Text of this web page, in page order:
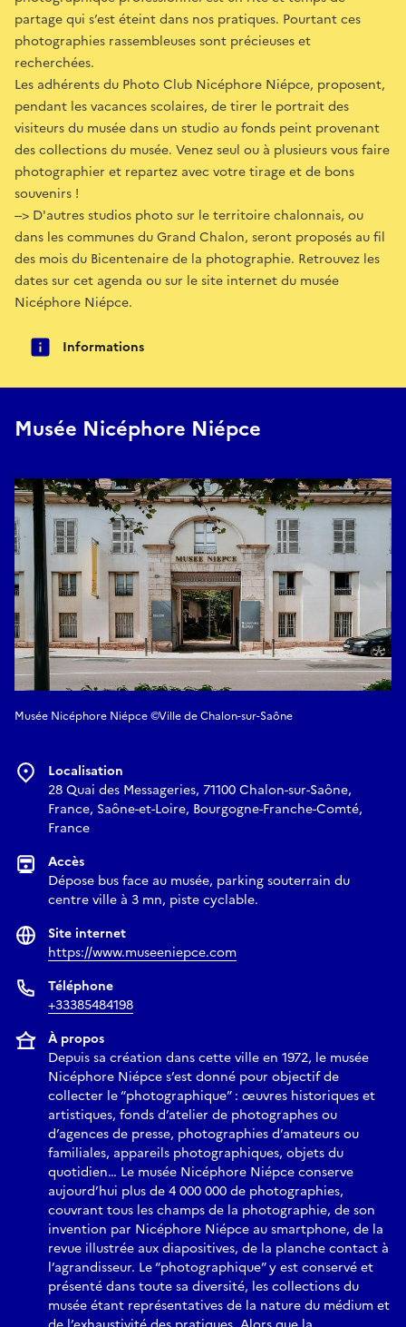
partage qui s’est éteint dans nos pratiques. Pourtant ces
photographies rassembleuses sont précieuses et
recherchées.
Les adhérents du Photo Club Nicéphore Niépce, proposent,
pendant les vacances scolaires, de tirer le portrait des
visiteurs du musée dans un studio au fonds peint provenant
des collections du musée. Venez seul ou à plusieurs vous faire
photographier et repartez avec votre tirage et de bons
souvenirs !
--> D'autres studios photo sur le territoire chalonnais, ou
dans les communes du Grand Chalon, seront proposés au fil
des mois du Bicentenaire de la photographie. Retrouvez les
dates sur cet agenda ou sur le site internet du musée
Nicéphore Niépce.
Informations
Musée Nicéphore Niépce
Musée Nicéphore Niépce ©Ville de Chalon-sur-Saône
Localisation
28 Quai des Messageries, 71100 Chalon-sur-Saône,
France, Saône-et-Loire, Bourgogne-Franche-Comté,
France
Accès
Dépose bus face au musée, parking souterrain du
centre ville à 3 mn, piste cyclable.
Site internet
https://www.museeniepce.com
Téléphone
+33385484198
À propos
Depuis sa création dans cette ville en 1972, le musée
Nicéphore Niépce s’est donné pour objectif de
collecter le “photographique” : œuvres historiques et
artistiques, fonds d’atelier de photographes ou
d’agences de presse, photographies d’amateurs ou
familiales, appareils photographiques, objets du
quotidien… Le musée Nicéphore Niépce conserve
aujourd’hui plus de 4 000 000 de photographies,
couvrant tous les champs de la photographie, de son
invention par Nicéphore Niépce au smartphone, de la
revue illustrée aux diapositives, de la planche contact à
l’agrandisseur. Le “photographique” y est conservé et
présenté dans toute sa diversité, les collections du
musée étant représentatives de la nature du médium et